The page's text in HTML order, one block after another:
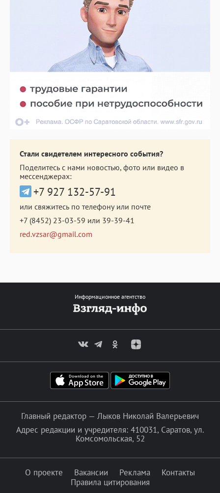
Стали свидетелем интересного события?
Поделитесь с нами новостью, фото или видео в
мессенджерах:
+7 927 132-57-91
или свяжитесь по телефону или почте
+7 (8452) 23-03-59 или 39-39-41
red.vzsar@gmail.com
Информационное агентство
Главный редактор — Лыков Николай Валерьевич
Адрес редакции и учредителя: 410031, Саратов, ул.
Комсомольская, 52
О проекте Вакансии Реклама
Контакты
Правила цитирования